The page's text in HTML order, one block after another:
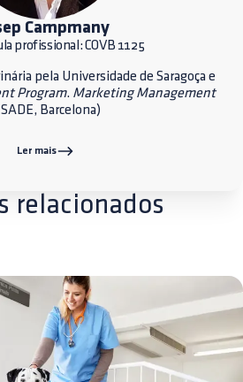
Campmany
profissional: COVB 1125
pela Universidade de Saragoça e
Program. Marketing Management
Barcelona)
Ler mais
relacionados